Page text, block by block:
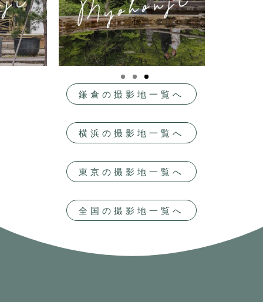
鎌倉の撮影地一覧へ
横浜の撮影地一覧へ
東京の撮影地一覧へ
全国の撮影地一覧へ